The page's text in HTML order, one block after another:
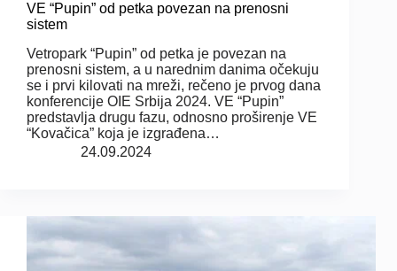
VE “Pupin” od petka povezan na prenosni
sistem
Vetropark “Pupin” od petka je povezan na
prenosni sistem, a u narednim danima očekuju
se i prvi kilovati na mreži, rečeno je prvog dana
konferencije OIE Srbija 2024. VE “Pupin”
predstavlja drugu fazu, odnosno proširenje VE
“Kovačica” koja je izgrađena…
24.09.2024